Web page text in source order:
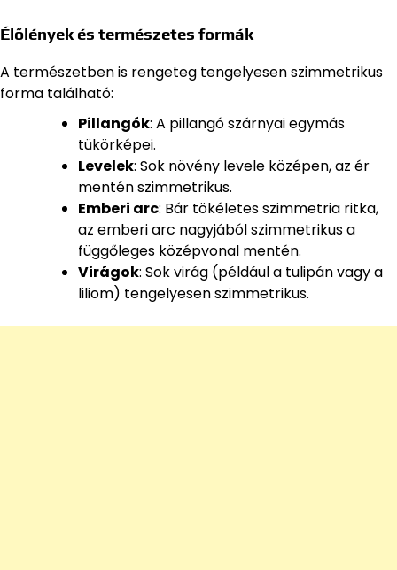
Élőlények és természetes formák
A természetben is rengeteg tengelyesen szimmetrikus
forma található:
Pillangók: A pillangó szárnyai egymás
tükörképei.
Levelek: Sok növény levele középen, az ér
mentén szimmetrikus.
Emberi arc: Bár tökéletes szimmetria ritka,
az emberi arc nagyjából szimmetrikus a
függőleges középvonal mentén.
Virágok: Sok virág (például a tulipán vagy a
liliom) tengelyesen szimmetrikus.